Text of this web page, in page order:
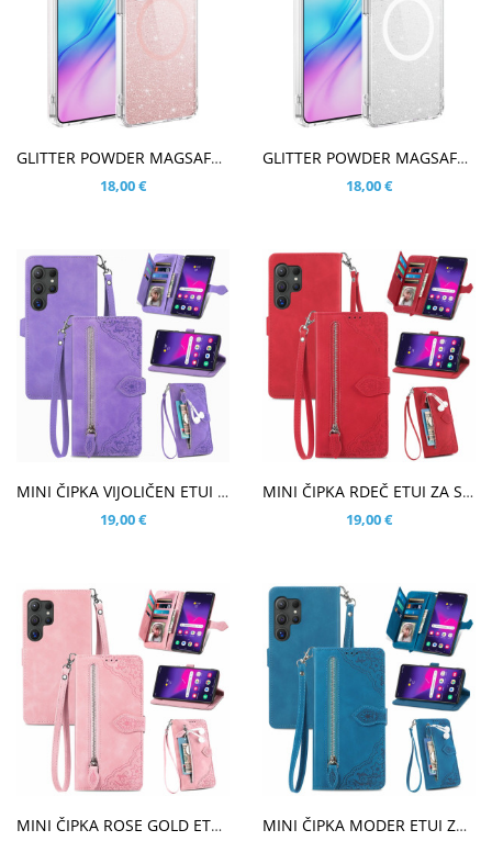
GLITTER POWDER MAGSAFE ROZA OVITEK ZA SAMSUNG GALAXY S26 ULTRA
18,00 €
GLITTER POWDER MAGSAFE PROZOREN OVITEK ZA SAMSUNG GALAXY S26 ULTRA
18,00 €
V KOŠARICO
MINI ČIPKA VIJOLIČEN ETUI ZA SAMSUNG GALAXY S26 ULTRA
19,00 €
V KOŠARICO
MINI ČIPKA RDEČ ETUI ZA SAMSUNG GALAXY S26 ULTRA
19,00 €
V KOŠARICO
MINI ČIPKA ROSE GOLD ETUI ZA SAMSUNG GALAXY S26 ULTRA
V KOŠARICO
MINI ČIPKA MODER ETUI ZA SAMSUNG GALAXY S26 ULTRA